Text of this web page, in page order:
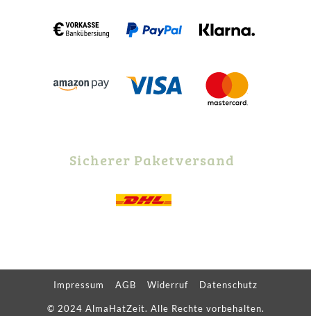
Sicherer Paketversand
© 2024 AlmaHatZeit. Alle Rechte vorbehalten.
Impressum AGB Widerruf Datenschutz